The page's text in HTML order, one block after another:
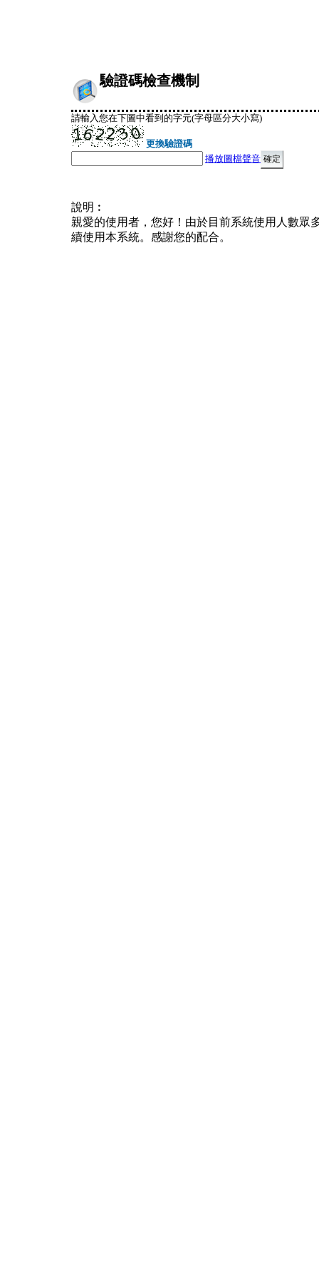
驗證碼檢查機制
請輸入您在下圖中看到的字元(字母區分大小寫)
更換驗證碼
播放圖檔聲音
說明︰
親愛的使用者，您好！由於目前系統使用人數眾
續使用本系統。感謝您的配合。